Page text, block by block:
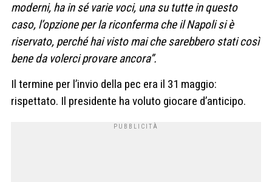
moderni, ha in sé varie voci, una su tutte in questo
caso, l’opzione per la riconferma che il Napoli si è
riservato, perché hai visto mai che sarebbero stati così
bene da volerci provare ancora”.
Il termine per l’invio della pec era il 31 maggio:
rispettato. Il presidente ha voluto giocare d’anticipo.